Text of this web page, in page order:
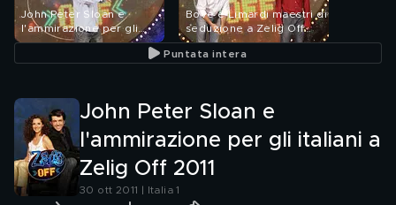
John Peter Sloan e
l'ammirazione per gli
italiani a Zelig Off 2011
Bove e Limardi maestri di
seduzione a Zelig Off
2011
Puntata intera
John Peter Sloan e
l'ammirazione per gli italiani a
Zelig Off 2011
30 ott 2011 | Italia 1